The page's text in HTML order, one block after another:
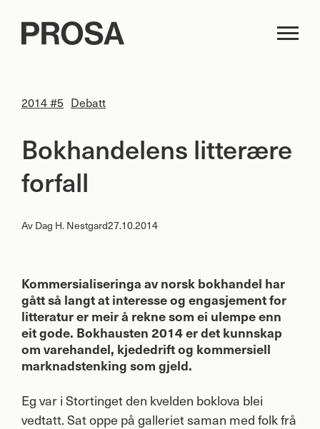
2014 #5 Debatt
Bokhandelens litterære
forfall
Av Dag H. Nestgard27.10.2014
Kommersialiseringa av norsk bokhandel har
gått så langt at interesse og engasjement for
litteratur er meir å rekne som ei ulempe enn
eit gode. Bokhausten 2014 er det kunnskap
om varehandel, kjededrift og kommersiell
marknadstenking som gjeld.
Eg var i Stortinget den kvelden boklova blei
vedtatt. Sat oppe på galleriet saman med folk frå